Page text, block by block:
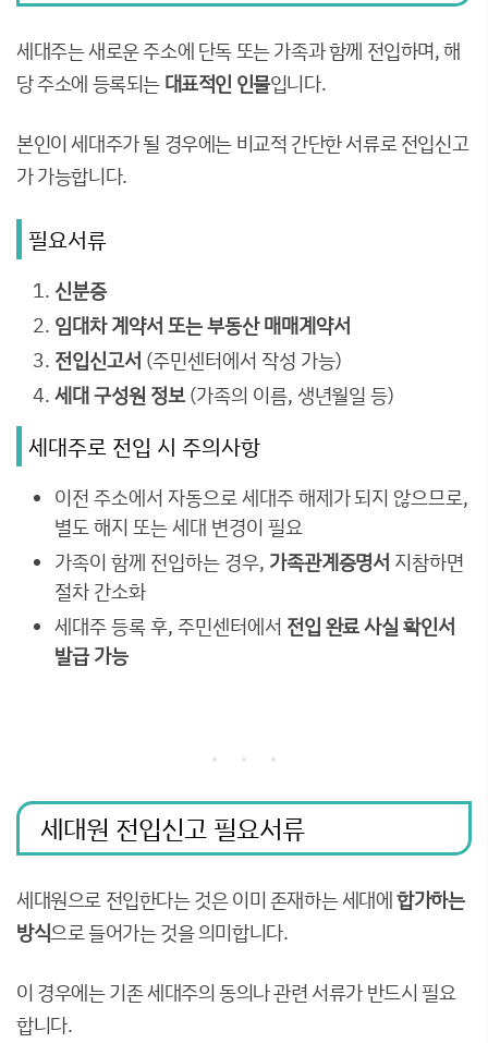
세대주는 새로운 주소에 단독 또는 가족과 함께 전입하며, 해
당 주소에 등록되는 대표적인 인물입니다.
본인이 세대주가 될 경우에는 비교적 간단한 서류로 전입신고
가 가능합니다.
필요서류
신분증
임대차 계약서 또는 부동산 매매계약서
전입신고서 (주민센터에서 작성 가능)
세대 구성원 정보(가족의 이름, 생년월일 등)
세대주로 전입 시 주의사항
이전 주소에서 자동으로 세대주 해제가 되지 않으므로,
별도 해지 또는 세대 변경이 필요
가족이 함께 전입하는 경우, 가족관계증명서 지참하면
절차 간소화
세대주 등록 후, 주민센터에서 전입 완료 사실 확인서
발급 가능
세대원 전입신고 필요서류
세대원으로 전입한다는 것은 이미 존재하는 세대에합가하는
방식으로 들어가는 것을 의미합니다.
이 경우에는 기존 세대주의 동의나 관련 서류가 반드시 필요
합니다.